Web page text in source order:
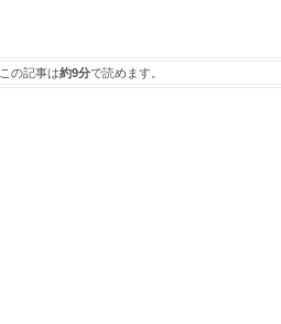
この記事は約9分で読めます。